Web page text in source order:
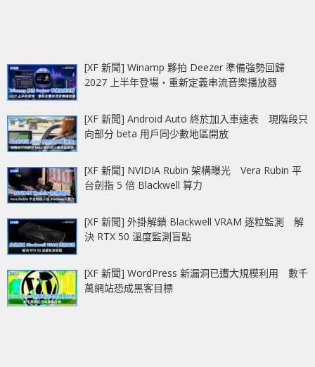
[XF 新聞] Winamp 夥拍 Deezer 準備強勢回歸
2027 上半年登場‧重新定義串流音樂播放器
[XF 新聞] Android Auto 終於加入車速表 現階段只
向部分 beta 用戶同少數地區開放
[XF 新聞] NVIDIA Rubin 架構曝光 Vera Rubin 平
台劍指 5 倍 Blackwell 算力
[XF 新聞] 外掛解鎖 Blackwell VRAM 逐粒監測 解
決 RTX 50 溫度監測盲點
[XF 新聞] WordPress 新漏洞已遭大規模利用 數千
萬網站恐成黑客目標